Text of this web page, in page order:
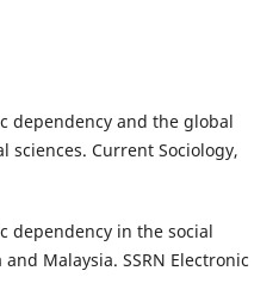
dependency and the global
Current Sociology,
dependency in the social
Malaysia. SSRN Electronic